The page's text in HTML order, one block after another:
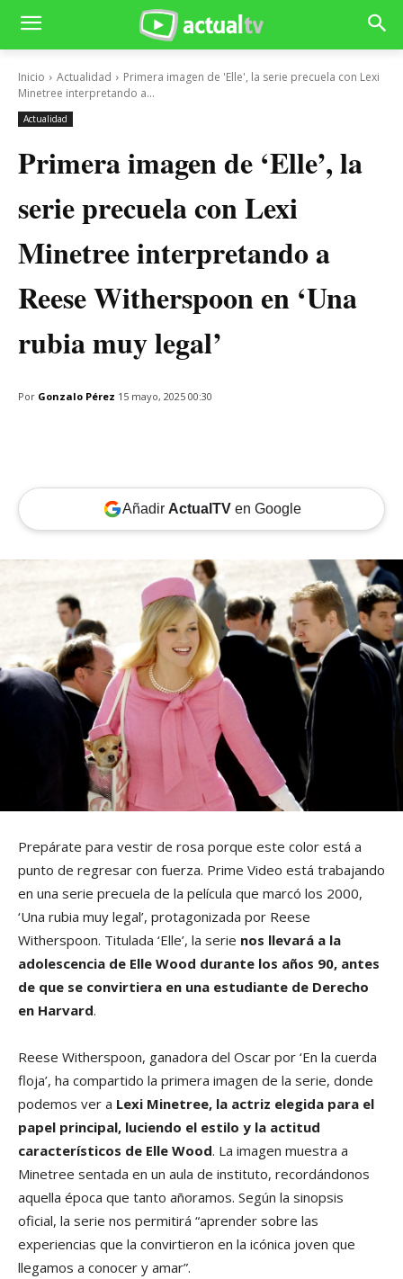
Inicio Actualidad
Primera imagen de 'Elle', la serie precuela con Lexi
Minetree interpretando a...
Actualidad
Primera imagen de ‘Elle’, la
serie precuela con Lexi
Minetree interpretando a
Reese Witherspoon en ‘Una
rubia muy legal’
Por Gonzalo Pérez 15 mayo, 2025 00:30
Añadir ActualTVen Google
Prepárate para vestir de rosa porque este color está a
punto de regresar con fuerza. Prime Video está trabajando
en una serie precuela de la película que marcó los 2000,
‘Una rubia muy legal’, protagonizada por Reese
Witherspoon. Titulada ‘Elle’, la serie nos llevará a la
adolescencia de Elle Wood durante los años 90, antes
de que se convirtiera en una estudiante de Derecho
en Harvard.
Reese Witherspoon, ganadora del Oscar por ‘En la cuerda
floja’, ha compartido la primera imagen de la serie, donde
podemos ver a Lexi Minetree, la actriz elegida para el
papel principal, luciendo el estilo y la actitud
característicos de Elle Wood. La imagen muestra a
Minetree sentada en un aula de instituto, recordándonos
aquella época que tanto añoramos. Según la sinopsis
oficial, la serie nos permitirá “aprender sobre las
experiencias que la convirtieron en la icónica joven que
llegamos a conocer y amar”.